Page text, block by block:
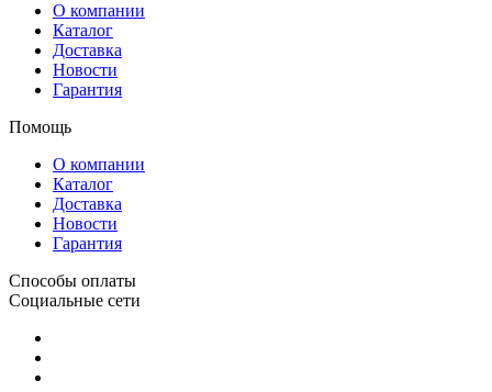
О компании
Каталог
Доставка
Новости
Гарантия
Помощь
О компании
Каталог
Доставка
Новости
Гарантия
Способы оплаты
Социальные сети